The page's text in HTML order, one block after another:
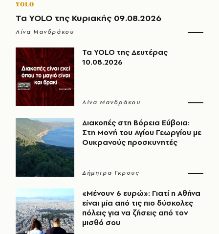
YOLO
Τα YOLO της Κυριακής 09.08.2026
Λίνα Μανδράκου
Τα YOLO της Δευτέρας
10.08.2026
Λίνα Μανδράκου
Διακοπές στη Βόρεια Εύβοια:
Στη Μονή του Αγίου Γεωργίου με
Ουκρανούς προσκυνητές
Δήμητρα Γκρους
«Μένουν 6 ευρώ»: Γιατί η Αθήνα
είναι μία από τις πιο δύσκολες
πόλεις για να ζήσεις από τον
μισθό σου